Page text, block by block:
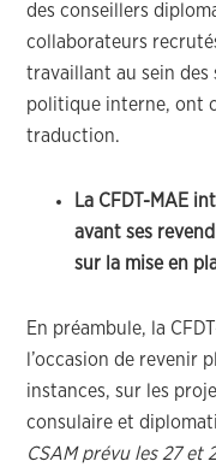
des conseillers
collaborateurs
travaillant au sein des
politique interne, ont
traduction.
La CFDT-MAE
avant ses
sur la mise en
En préambule, la
l’occasion de revenir
instances, sur les
consulaire et
CSAM prévu les 27 et